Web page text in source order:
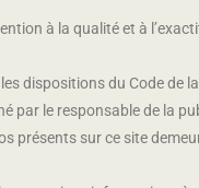
à la qualité et à
dispositions du Code
par le responsable de la
présents sur ce site